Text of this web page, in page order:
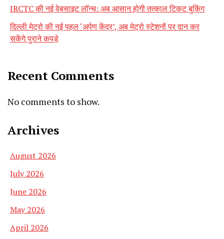
IRCTC की नई वेबसाइट लॉन्च: अब आसान होगी तत्काल टिकट बुकिंग
दिल्ली मेट्रो की नई पहल ‘अर्पण केंद्र’, अब मेट्रो स्टेशनों पर दान कर
सकेंगे पुराने कपड़े
Recent Comments
No comments to show.
Archives
August 2026
July 2026
June 2026
May 2026
April 2026